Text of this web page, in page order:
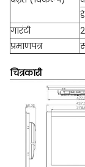
गारंटी
प्रमाणपत्र
चित्रकारी